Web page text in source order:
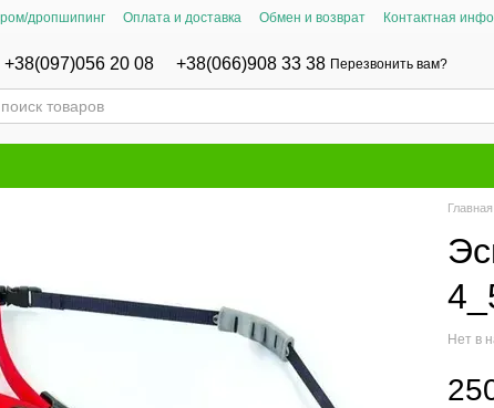
дропшипинг Оплата и доставка Обмен и возврат Контактная
+38(097)056 20 08 +38(066)908 33 38 Перезвонить вам?
Главная
Нет в